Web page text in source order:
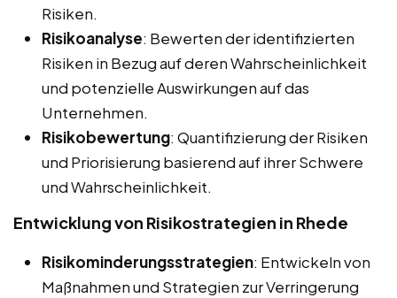
Risiken.
Risikoanalyse: Bewerten der identifizierten
Risiken in Bezug auf deren Wahrscheinlichkeit
und potenzielle Auswirkungen auf das
Unternehmen.
Risikobewertung: Quantifizierung der Risiken
und Priorisierung basierend auf ihrer Schwere
und Wahrscheinlichkeit.
Entwicklung von Risikostrategien in Rhede
Risikominderungsstrategien: Entwickeln von
Maßnahmen und Strategien zur Verringerung